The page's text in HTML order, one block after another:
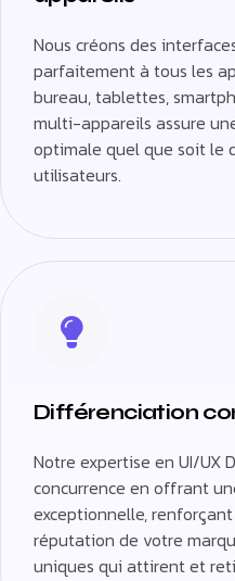
Nous créons des
parfaitement à tous les
bureau, tablettes,
multi-appareils assure
optimale quel que soit le
utilisateurs.
Différenciation
Notre expertise en UI/UX
concurrence en offrant
exceptionnelle,
réputation de votre
uniques qui attirent et